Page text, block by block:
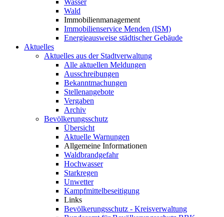
Wasser
Wald
Immobilienmanagement
Immobilienservice Menden (ISM)
Energieausweise städtischer Gebäude
Aktuelles
Aktuelles aus der Stadtverwaltung
Alle aktuellen Meldungen
Ausschreibungen
Bekanntmachungen
Stellenangebote
Vergaben
Archiv
Bevölkerungsschutz
Übersicht
Aktuelle Warnungen
Allgemeine Informationen
Waldbrandgefahr
Hochwasser
Starkregen
Unwetter
Kampfmittelbeseitigung
Links
Bevölkerungsschutz - Kreisverwaltung